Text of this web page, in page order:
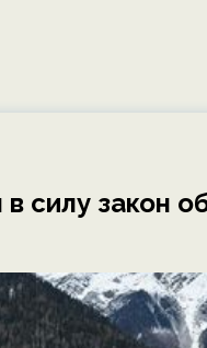
в силу закон